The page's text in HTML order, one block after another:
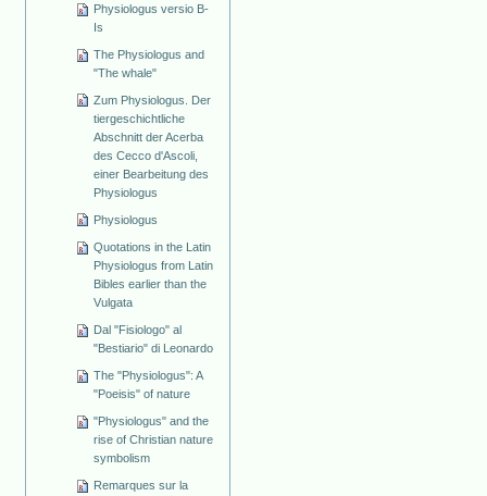
Physiologus versio B-
Is
The Physiologus and
"The whale"
Zum Physiologus. Der
tiergeschichtliche
Abschnitt der Acerba
des Cecco d'Ascoli,
einer Bearbeitung des
Physiologus
Physiologus
Quotations in the Latin
Physiologus from Latin
Bibles earlier than the
Vulgata
Dal "Fisiologo" al
"Bestiario" di Leonardo
The "Physiologus": A
"Poeisis" of nature
"Physiologus" and the
rise of Christian nature
symbolism
Remarques sur la